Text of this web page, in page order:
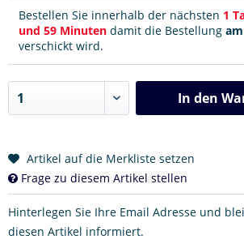
Bestellen Sie innerhalb der nächsten 1
und 59 Minuten damit die Bestellung
verschickt wird.
In den
Artikel auf die Merkliste setzen
Frage zu diesem Artikel stellen
Hinterlegen Sie Ihre Email Adresse und
diesen Artikel informiert.